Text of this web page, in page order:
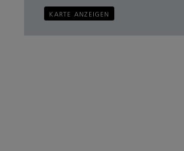
KARTE ANZEIGEN